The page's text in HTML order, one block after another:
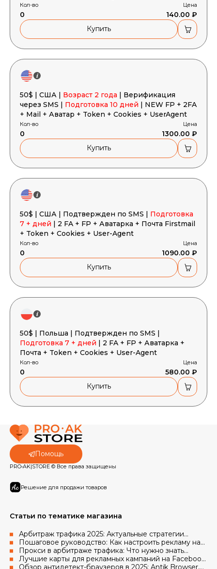
Кол-во
0
Цена
140.00 ₽
Купить
50$ | США | Возраст 2 года | Верификация
через SMS | Подготовка 10 дней | NEW FP + 2FA
+ Mail + Аватар + Token + Cookies + UserAgent
Кол-во
0
Цена
1300.00 ₽
Купить
50$ | США | Подтвержден по SMS | Подготовка
7 + дней | 2 FA + FP + Аватарка + Почта Firstmail
+ Token + Cookies + User-Agent
Кол-во
0
Цена
1090.00 ₽
Купить
50$ | Польша | Подтвержден по SMS |
Подготовка 7 + дней | 2 FA + FP + Аватарка +
Почта + Token + Cookies + User-Agent
Кол-во
0
Цена
580.00 ₽
Купить
Помощь
PRO•AK|STORE © Все права защищены
Решение для продажи товаров
Статьи по тематике магазина
Арбитраж трафика 2025: Актуальные стратегии
работы с рекламными аккаунтами Facebook и Google
Пошаговое руководство: Как настроить рекламу на
Facebook с использованием аккаунтов и прокси
Прокси в арбитраже трафика: Что нужно знать
новичкам в 2025 году
Лучшие карты для рекламных кампаний на Facebook
в 2025 году
Обзор антидетект-браузеров в 2025: Antik Browser,